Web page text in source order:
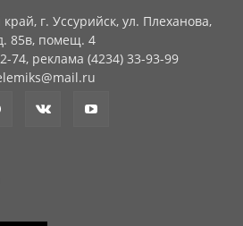
г. Уссурийск, ул. Плеханова,
85в, помещ. 4
74, реклама (4234) 33-93-99